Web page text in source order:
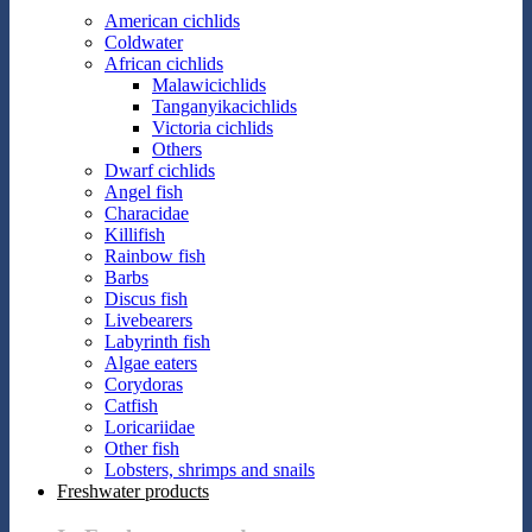
American cichlids
Coldwater
African cichlids
Malawicichlids
Tanganyikacichlids
Victoria cichlids
Others
Dwarf cichlids
Angel fish
Characidae
Killifish
Rainbow fish
Barbs
Discus fish
Livebearers
Labyrinth fish
Algae eaters
Corydoras
Catfish
Loricariidae
Other fish
Lobsters, shrimps and snails
Freshwater products